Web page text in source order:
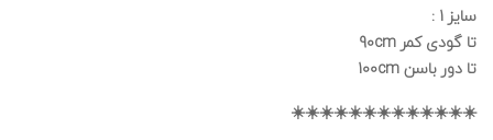
سایز 1 :
تا گودی کمر 90cm
تا دور باسن 100cm
☀️☀️☀️☀️☀️☀️☀️☀️☀️☀️☀️☀️☀️